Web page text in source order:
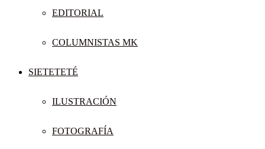
EDITORIAL
COLUMNISTAS MK
SIETETETÉ
ILUSTRACIÓN
FOTOGRAFÍA